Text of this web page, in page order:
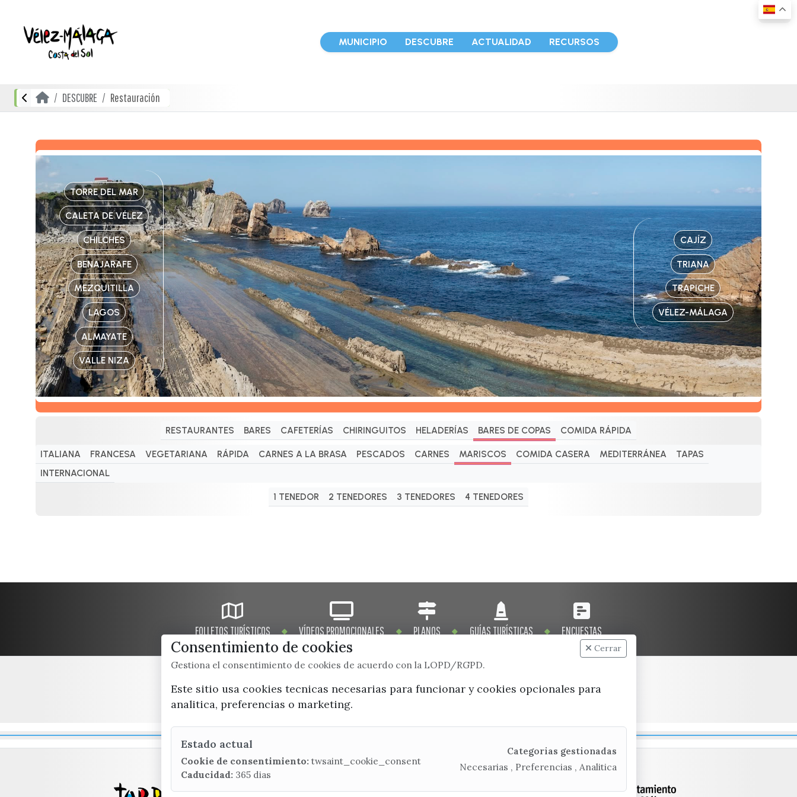
MUNICIPIO DESCUBRE ACTUALIDAD RECURSOS
DESCUBRE Restauración
TORRE DEL MAR
CALETA DE VÉLEZ
CHILCHES
BENAJARAFE
MEZQUITILLA
LAGOS
ALMAYATE
VALLE NIZA
CAJÍZ
TRIANA
TRAPICHE
VÉLEZ-MÁLAGA
RESTAURANTES BARES CAFETERÍAS CHIRINGUITOS HELADERÍAS BARES DE COPAS COMIDA RÁPIDA
ITALIANA FRANCESA VEGETARIANA RÁPIDA CARNES A LA BRASA PESCADOS CARNES MARISCOS COMIDA CASERA MEDITERRÁNEA
TAPAS
INTERNACIONAL
1 TENEDOR 2 TENEDORES 3 TENEDORES 4 TENEDORES
FOLLETOS TURÍSTICOS VÍDEOS PROMOCIONALES PLANOS GUÍAS TURÍSTICAS ENCUESTAS
x / twitter
Consentimiento de cookies
Gestiona el consentimiento de cookies de acuerdo con la LOPD/RGPD.
Cerrar
Este sitio usa cookies tecnicas necesarias para funcionar y cookies opcionales para
analitica, preferencias o marketing.
Estado actual
Cookie de consentimiento: twsaint_cookie_consent
Caducidad: 365 dias
Categorias gestionadas
Necesarias , Preferencias , Analitica